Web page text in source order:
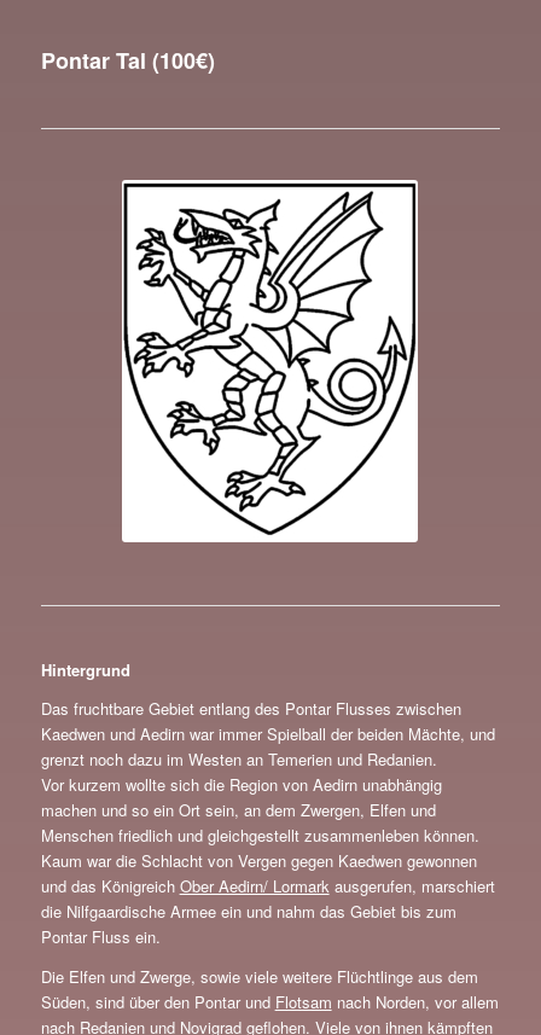
Pontar Tal (100€)
Hintergrund
Das fruchtbare Gebiet entlang des Pontar Flusses zwischen
Kaedwen und Aedirn war immer Spielball der beiden Mächte, und
grenzt noch dazu im Westen an Temerien und Redanien.
Vor kurzem wollte sich die Region von Aedirn unabhängig
machen und so ein Ort sein, an dem Zwergen, Elfen und
Menschen friedlich und gleichgestellt zusammenleben können.
Kaum war die Schlacht von Vergen gegen Kaedwen gewonnen
und das Königreich Ober Aedirn/ Lormarkausgerufen, marschiert
die Nilfgaardische Armee ein und nahm das Gebiet bis zum
Pontar Fluss ein.
Die Elfen und Zwerge, sowie viele weitere Flüchtlinge aus dem
Süden, sind über den Pontar und Flotsam nach Norden, vor allem
nach Redanien und Novigrad geflohen. Viele von ihnen kämpften